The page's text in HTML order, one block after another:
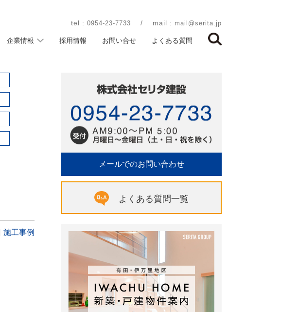
tel : 0954-23-7733 / mail : mail@serita.jp
企業情報 採用情報 お問い合せ よくある質問
施工事例
メールでのお問い合わせ
よくある質問一覧